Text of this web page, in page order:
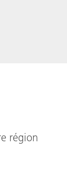
région